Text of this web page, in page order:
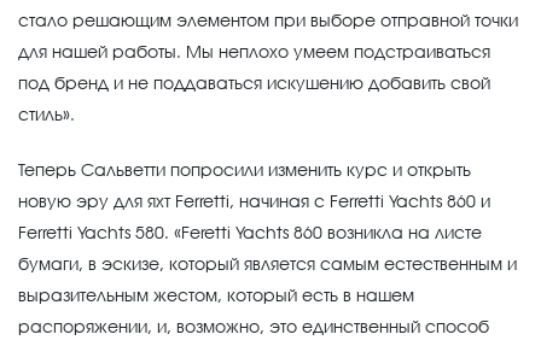
стало решающим элементом при выборе отправной точки
для нашей работы. Мы неплохо умеем подстраиваться
под бренд и не поддаваться искушению добавить свой
стиль».
Теперь Сальветти попросили изменить курс и открыть
новую эру для яхт Ferretti, начиная с Ferretti Yachts 860 и
Ferretti Yachts 580. «Feretti Yachts 860 возникла на листе
бумаги, в эскизе, который является самым естественным и
выразительным жестом, который есть в нашем
распоряжении, и, возможно, это единственный способ